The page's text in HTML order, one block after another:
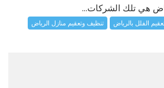
هي تلك الشركات...
الفلل بالرياض
تنظيف وتعقيم منازل الرياض